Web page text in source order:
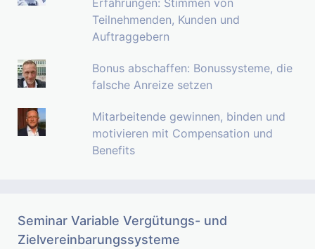
Erfahrungen: Stimmen von
Teilnehmenden, Kunden und
Auftraggebern
Bonus abschaffen: Bonussysteme, die
falsche Anreize setzen
Mitarbeitende gewinnen, binden und
motivieren mit Compensation und
Benefits
Seminar Variable Vergütungs- und
Zielvereinbarungssysteme